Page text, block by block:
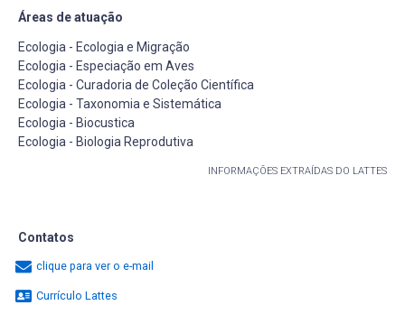
Áreas de atuação
Ecologia - Ecologia e Migração
Ecologia - Especiação em Aves
Ecologia - Curadoria de Coleção Científica
Ecologia - Taxonomia e Sistemática
Ecologia - Biocustica
Ecologia - Biologia Reprodutiva
INFORMAÇÕES EXTRAÍDAS DO LATTES
Contatos
clique para ver o e-mail
Currículo Lattes